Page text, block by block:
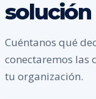
solución
Cuéntanos qué
conectaremos las
tu organización.